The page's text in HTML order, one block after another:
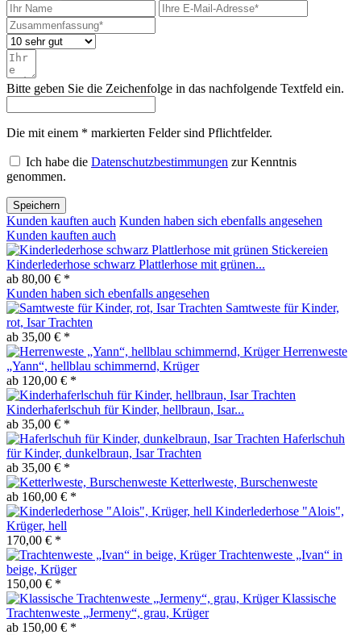
Bitte geben Sie die Zeichenfolge in das nachfolgende Textfeld ein.
Die mit einem * markierten Felder sind Pflichtfelder.
Ich habe die Datenschutzbestimmungen zur Kenntnis
genommen.
Speichern
Kunden kauften auch Kunden haben sich ebenfalls angesehen
Kunden kauften auch
Kinderlederhose schwarz Plattlerhose mit grünen...
ab 80,00 € *
Kunden haben sich ebenfalls angesehen
Samtweste für Kinder,
rot, Isar Trachten
ab 35,00 € *
Herrenweste
„Yann“, hellblau schimmernd, Krüger
ab 120,00 € *
Kinderhaferlschuh für Kinder, hellbraun, Isar...
ab 35,00 € *
Haferlschuh
für Kinder, dunkelbraun, Isar Trachten
ab 35,00 € *
Ketterlweste, Burschenweste
ab 160,00 € *
Kinderlederhose "Alois",
Krüger, hell
170,00 € *
Trachtenweste „Ivan“ in
beige, Krüger
150,00 € *
Klassische
Trachtenweste „Jermeny“, grau, Krüger
ab 150,00 € *